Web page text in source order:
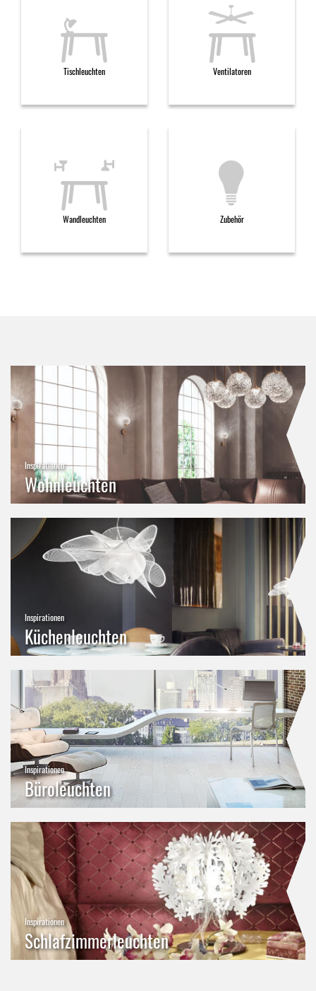
Tischleuchten Ventilatoren
Wandleuchten Zubehör
Inspirationen
Wohnleuchten
Inspirationen
Küchenleuchten
Inspirationen
Büroleuchten
Inspirationen
Schlafzimmerleuchten